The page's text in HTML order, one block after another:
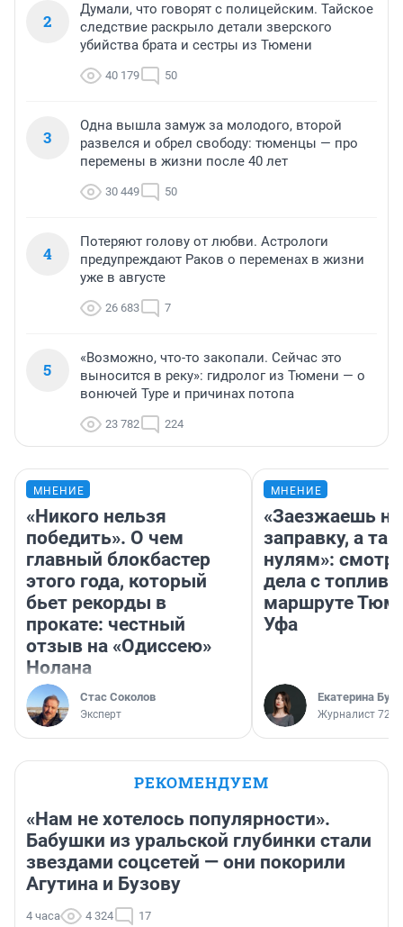
2
Думали, что говорят с полицейским. Тайское
следствие раскрыло детали зверского
убийства брата и сестры из Тюмени
40 179 50
3
Одна вышла замуж за молодого, второй
развелся и обрел свободу: тюменцы — про
перемены в жизни после 40 лет
30 449 50
4
Потеряют голову от любви. Астрологи
предупреждают Раков о переменах в жизни
уже в августе
26 683 7
5
«Возможно, что-то закопали. Сейчас это
выносится в реку»: гидролог из Тюмени — о
вонючей Туре и причинах потопа
23 782 224
МНЕНИЕ
«Никого нельзя
победить». О чем
главный блокбастер
этого года, который
бьет рекорды в
прокате: честный
отзыв на «Одиссею»
Нолана
Стас Соколов
Эксперт
МНЕНИЕ
«Заезжаешь на
заправку, а
нулям»:
дела с
маршруте
Уфа
Екатерина
Журналист
РЕКОМЕНДУЕМ
«Нам не хотелось популярности».
Бабушки из уральской глубинки стали
звездами соцсетей — они покорили
Агутина и Бузову
4 часа 4 324 17